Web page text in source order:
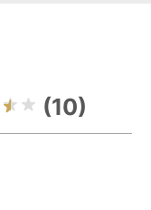
(10)